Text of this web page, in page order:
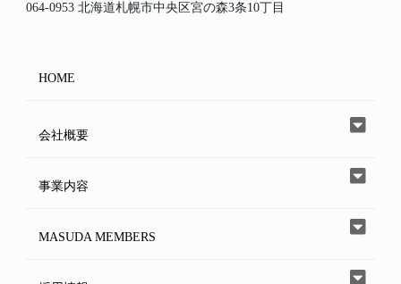
064-0953 北海道札幌市中央区宮の森3条10丁目
HOME
会社概要
事業内容
MASUDA MEMBERS